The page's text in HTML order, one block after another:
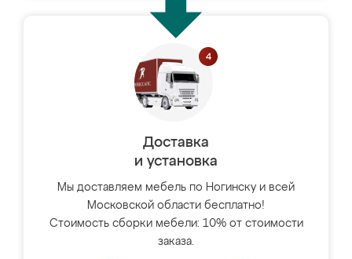
Доставка
и установка
Мы доставляем мебель по Ногинску и всей
Московской области бесплатно!
Стоимость сборки мебели: 10% от стоимости
заказа.